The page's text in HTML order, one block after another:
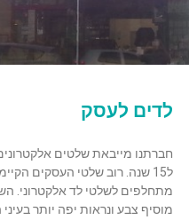
לדים לעסק
חברתנו מייבאת שלטים
ל15 שנה. רוב שלטי העסקים
מתחלפים לשלטי לד אלקטרוני.
מוסיף צבע ונראות יפה יותר